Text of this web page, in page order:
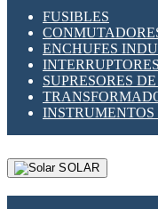
FUSIBLES
ENCHUFES
SUPRESORES
SOLAR